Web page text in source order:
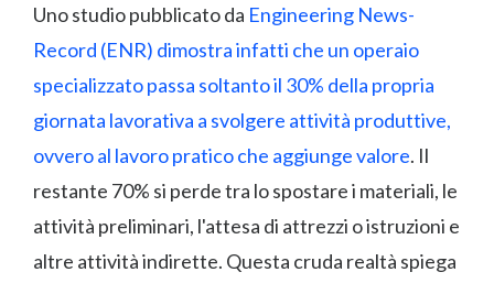
Uno studio pubblicato da Engineering News-
Record (ENR) dimostra infatti che un operaio
specializzato passa soltanto il 30% della propria
giornata lavorativa a svolgere attività produttive,
ovvero al lavoro pratico che aggiunge valore. Il
restante 70% si perde tra lo spostare i materiali, le
attività preliminari, l'attesa di attrezzi o istruzioni e
altre attività indirette. Questa cruda realtà spiega